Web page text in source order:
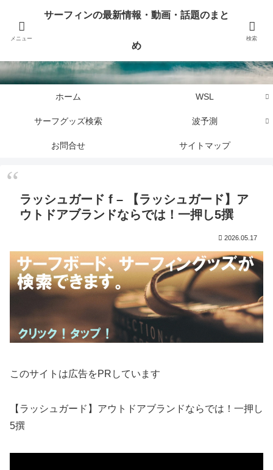
サーフィンに関するニュース・話題や最新情報を写真、画像、動画でまとめて
ホーム WSL
サーフグッズ検索 波予測
お問合せ サイトマップ
ラッシュガード f – 【ラッシュガード】ア
ウトドアブランドならでは！一押し5撰
2026.05.17
このサイトは広告をPRしています
【ラッシュガード】アウトドアブランドならでは！一押し
5撰
メニュー
サーフィンの最新情報・動画・話題のまと
め
検索